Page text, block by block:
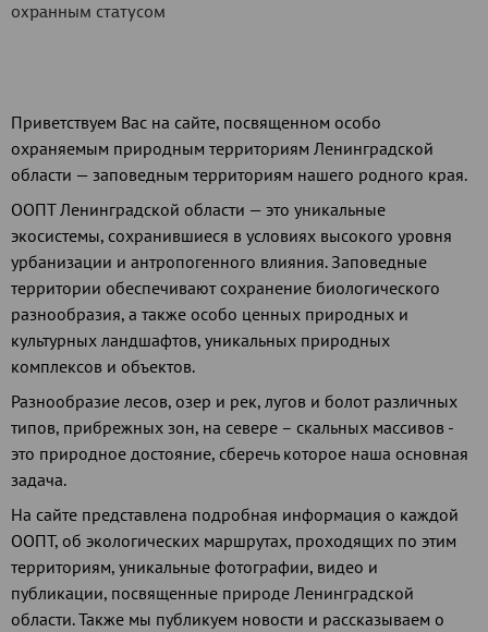
охранным статусом
Приветствуем Вас на сайте, посвященном особо
охраняемым природным территориям Ленинградской
области — заповедным территориям нашего родного края.
ООПТ Ленинградской области — это уникальные
экосистемы, сохранившиеся в условиях высокого уровня
урбанизации и антропогенного влияния. Заповедные
территории обеспечивают сохранение биологического
разнообразия, а также особо ценных природных и
культурных ландшафтов, уникальных природных
комплексов и объектов.
Разнообразие лесов, озер и рек, лугов и болот различных
типов, прибрежных зон, на севере – скальных массивов -
это природное достояние, сберечь которое наша основная
задача.
На сайте представлена подробная информация о каждой
ООПТ, об экологических маршрутах, проходящих по этим
территориям, уникальные фотографии, видео и
публикации, посвященные природе Ленинградской
области. Также мы публикуем новости и рассказываем о